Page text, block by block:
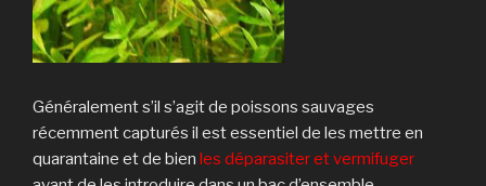
Généralement s’il s’agit de poissons sauvages
récemment capturés il est essentiel de les mettre en
quarantaine et de bien les déparasiter et vermifuger